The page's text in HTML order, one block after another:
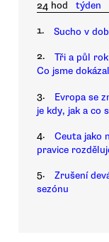
24 hod
týden
1. Sucho v
2.
Tři a půl
Co jsme
3.
Evropa se
je kdy, jak a co
4.
Ceuta jako
pravice
5.
Zrušení
sezónu